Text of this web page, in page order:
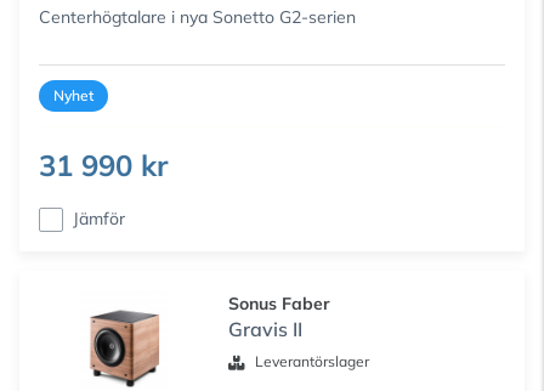
Centerhögtalare i nya Sonetto G2-serien
Nyhet
31 990 kr
Jämför
Sonus Faber
Gravis II
Leverantörslager